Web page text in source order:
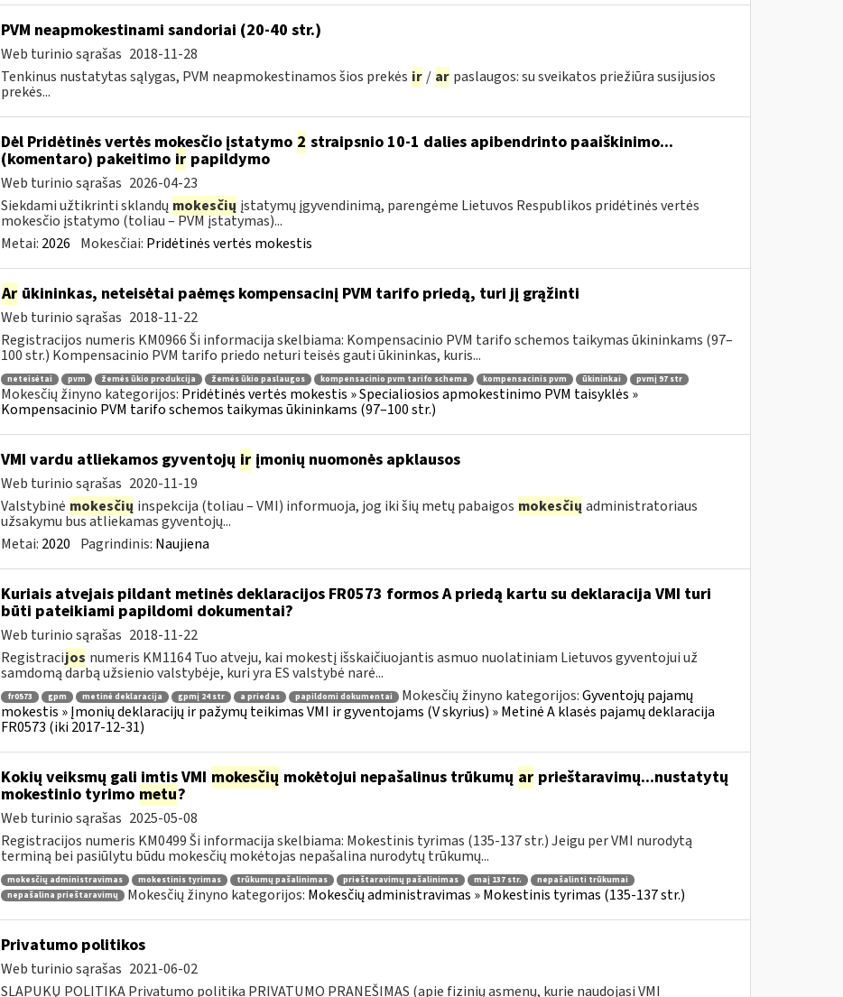
PVM neapmokestinami sandoriai (20-40 str.)
Web turinio sąrašas 2018-11-28
Tenkinus nustatytas sąlygas, PVM neapmokestinamos šios prekės ir / ar paslaugos: su sveikatos priežiūra susijusios
prekės...
Dėl Pridėtinės vertės mokesčio įstatymo 2 straipsnio 10-1 dalies apibendrinto paaiškinimo...
(komentaro) pakeitimo irpapildymo
Web turinio sąrašas 2026-04-23
Siekdami užtikrinti sklandų mokesčių įstatymų įgyvendinimą, parengėme Lietuvos Respublikos pridėtinės vertės
mokesčio įstatymo (toliau – PVM įstatymas)...
Metai: 2026 Mokesčiai: Pridėtinės vertės mokestis
Arūkininkas, neteisėtai paėmęs kompensacinį PVM tarifo priedą, turi jį grąžinti
Web turinio sąrašas 2018-11-22
Registracijos numeris KM0966 Ši informacija skelbiama: Kompensacinio PVM tarifo schemos taikymas ūkininkams (97–
100 str.) Kompensacinio PVM tarifo priedo neturi teisės gauti ūkininkas, kuris...
neteisėtai pvm žemės ūkio produkcija žemės ūkio paslaugos kompensacinio pvm tarifo schema kompensacinis pvm ūkininkai pvmį 97 str
Mokesčių žinyno kategorijos: Pridėtinės vertės mokestis » Specialiosios apmokestinimo PVM taisyklės »
Kompensacinio PVM tarifo schemos taikymas ūkininkams (97–100 str.)
VMI vardu atliekamos gyventojų irįmonių nuomonės apklausos
Web turinio sąrašas 2020-11-19
Valstybinė mokesčių inspekcija (toliau – VMI) informuoja, jog iki šių metų pabaigos mokesčių administratoriaus
užsakymu bus atliekamas gyventojų...
Metai: 2020 Pagrindinis: Naujiena
Kuriais atvejais pildant metinės deklaracijos FR0573 formos A priedą kartu su deklaracija VMI turi
būti pateikiami papildomi dokumentai?
Web turinio sąrašas 2018-11-22
Registracijos numeris KM1164 Tuo atveju, kai mokestį išskaičiuojantis asmuo nuolatiniam Lietuvos gyventojui už
samdomą darbą užsienio valstybėje, kuri yra ES valstybė narė...
fr0573 gpm metinė deklaracija gpmį 24 str a priedas papildomi dokumentai Mokesčių žinyno kategorijos:Gyventojų pajamų
mokestis » Įmonių deklaracijų ir pažymų teikimas VMI ir gyventojams (V skyrius) » Metinė A klasės pajamų deklaracija
FR0573 (iki 2017-12-31)
Kokių veiksmų gali imtis VMI mokesčių mokėtojui nepašalinus trūkumų arprieštaravimų...nustatytų
mokestinio tyrimo metu?
Web turinio sąrašas 2025-05-08
Registracijos numeris KM0499 Ši informacija skelbiama: Mokestinis tyrimas (135-137 str.) Jeigu per VMI nurodytą
terminą bei pasiūlytu būdu mokesčių mokėtojas nepašalina nurodytų trūkumų...
mokesčių administravimas mokestinis tyrimas trūkumų pašalinimas prieštaravimų pašalinimas maį 137 str.
nepašalinti trūkumai
nepašalina prieštaravimų
Mokesčių žinyno kategorijos: Mokesčių administravimas » Mokestinis tyrimas (135-137 str.)
Privatumo politikos
Web turinio sąrašas 2021-06-02
SLAPUKŲ POLITIKA Privatumo politika PRIVATUMO PRANEŠIMAS (apie fizinių asmenų, kurie naudojasi VMI